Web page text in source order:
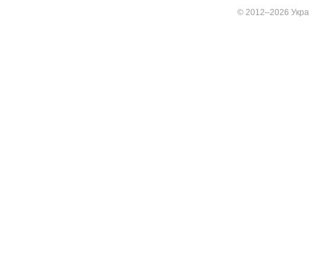
© 2012–2026